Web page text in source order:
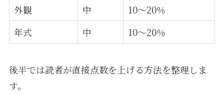
外観
中
10〜20％
年式
中 10〜20％
後半では読者が直接点数を上げる方法を整理しま
す。